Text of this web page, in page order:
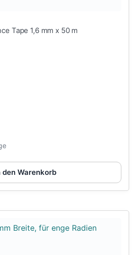
Tape 1,6 mm x 50 m
den Warenkorb